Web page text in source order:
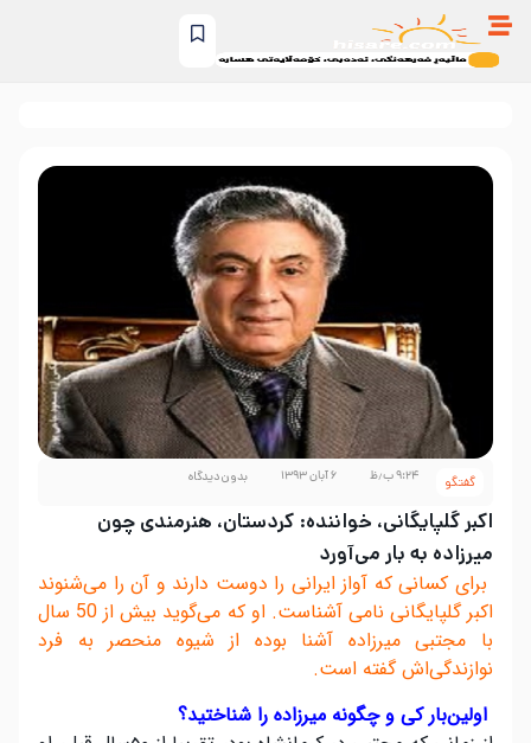
گفتگو ۹:۲۴ ب٫ظ ۶ آبان ۱۳۹۳ بدون دیدگاه
اکبر گلپایگانی، خواننده: کردستان، هنرمندی چون
میرزاده به بار می‌آورد
برای کسانی که آواز ایرانی را دوست دارند و آن را می‌شنوند
اکبر گلپایگانی نامی آشناست. او که می‌گوید بیش از 50 سال
با مجتبی میرزاده آشنا بوده از شیوه منحصر به فرد
نوازندگی‌اش گفته است.
اولین‌بار کی و چگونه میرزاده را شناختید؟